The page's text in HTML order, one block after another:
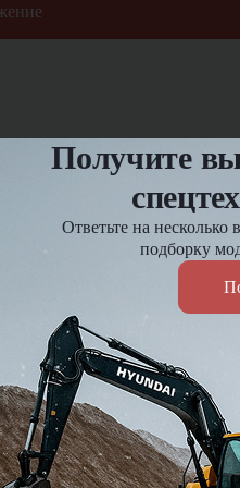
выезд и
Получите
Ответьте на
подборку